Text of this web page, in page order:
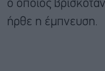
ο οποίος
ήρθε η έμπνευση.